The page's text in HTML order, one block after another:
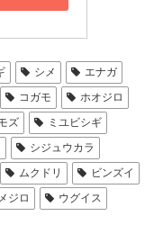
シメ
エナガ
コガモ
ホオジロ
ズ
ミユビシギ
シジュウカラ
ムクドリ
ビンズイ
メジロ
ウグイス